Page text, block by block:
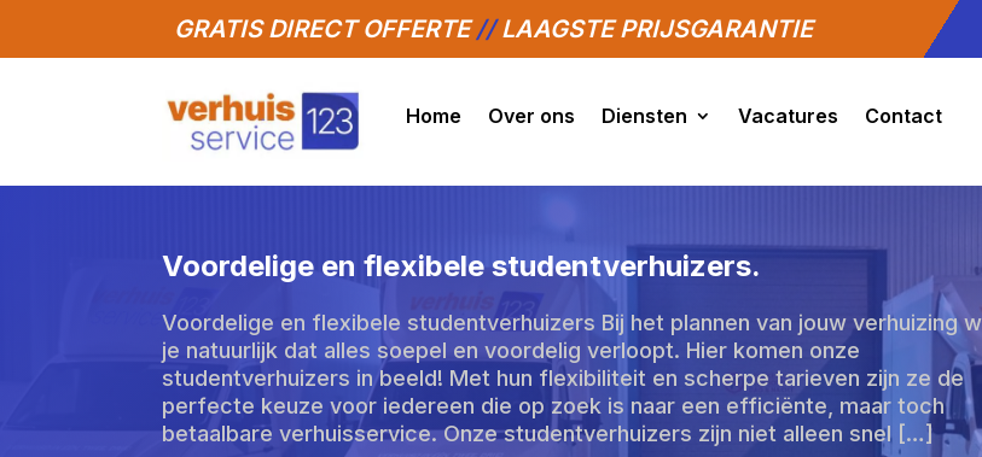
GRATIS DIRECT OFFERTE//LAAGSTE PRIJSGARANTIE
Home Over ons Diensten Vacatures Contact
Voordelige en flexibele studentverhuizers.
Voordelige en flexibele studentverhuizers Bij het plannen van jouw verhuizing
je natuurlijk dat alles soepel en voordelig verloopt. Hier komen onze
studentverhuizers in beeld! Met hun flexibiliteit en scherpe tarieven zijn ze de
perfecte keuze voor iedereen die op zoek is naar een efficiënte, maar toch
betaalbare verhuisservice. Onze studentverhuizers zijn niet alleen snel […]